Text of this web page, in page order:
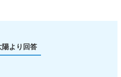
陽より回答